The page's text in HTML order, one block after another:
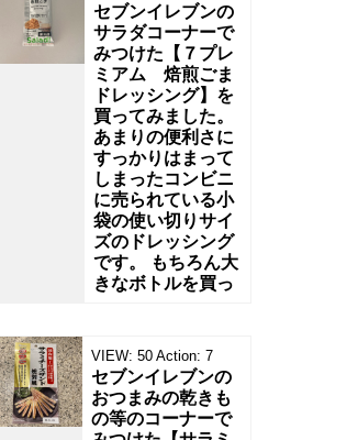
セブンイレブンの
サラダコーナーで
みつけた【７プレ
ミアム 焙煎ごま
ドレッシング】を
買ってみました。
あまりの便利さに
すっかりはまって
しまったコンビニ
に売られている小
袋の使い切りサイ
ズのドレッシング
です。 もちろん大
きなボトルを買っ
VIEW: 50 Action: 7
セブンイレブンの
おつまみの乾きも
の等のコーナーで